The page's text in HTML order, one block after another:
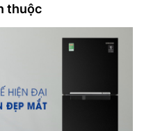
TCVN: ~0.98 kW/ ngày
chiều
thuộc